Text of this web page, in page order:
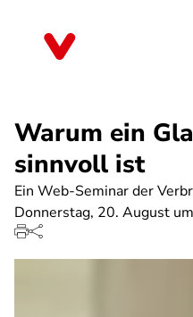
Warum ein
sinnvoll ist
Ein Web-Seminar der
Donnerstag, 20. August